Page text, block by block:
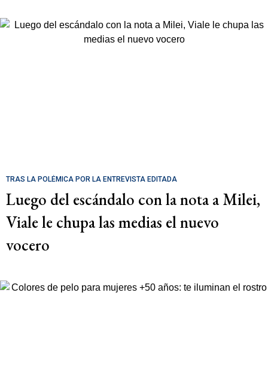
TRAS LA POLÉMICA POR LA ENTREVISTA EDITADA
Luego del escándalo con la nota a Milei,
Viale le chupa las medias el nuevo
vocero